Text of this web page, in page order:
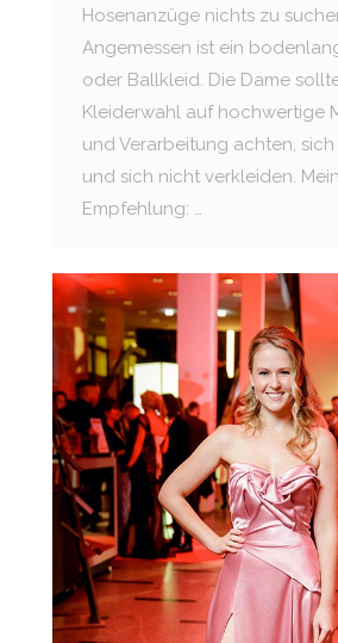
Hosenanzüge nichts zu
Angemessen ist ein
oder Ballkleid. Die Dame
Kleiderwahl auf hochwertige
und Verarbeitung achten,
und sich nicht verkleiden.
Empfehlung: …